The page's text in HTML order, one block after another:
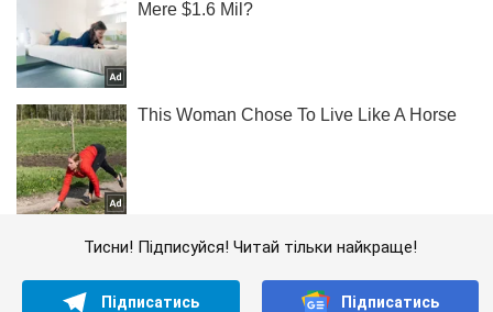
Тисни! Підписуйся! Читай тільки найкраще!
Підписатись Підписатись